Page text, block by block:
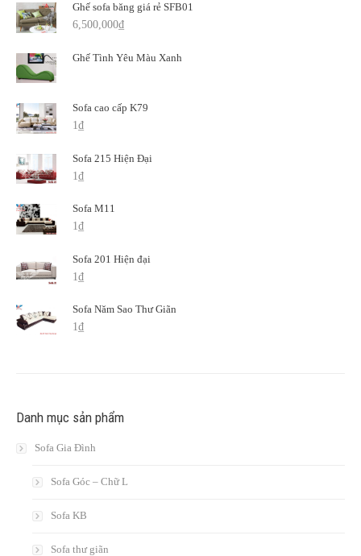
Ghế sofa băng giá rẻ SFB01
6,500,000₫
Ghế Tình Yêu Màu Xanh
Sofa cao cấp K79
1₫
Sofa 215 Hiện Đại
1₫
Sofa M11
1₫
Sofa 201 Hiện đại
1₫
Sofa Năm Sao Thư Giãn
1₫
Danh mục sản phẩm
Sofa Gia Đình
Sofa Góc – Chữ L
Sofa KB
Sofa thư giãn